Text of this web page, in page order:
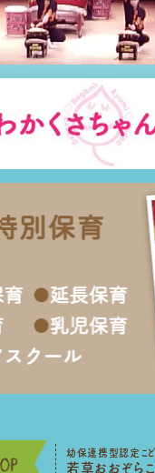
幼保連携型認定こ
若草おおぞら